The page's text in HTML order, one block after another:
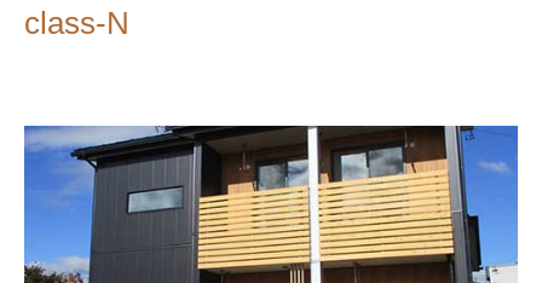
class-N